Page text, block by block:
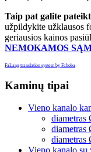
Taip pat galite
užpildykite užklausos
geriausios kainos
NEMOKAMOS
FaLang translation system by Faboba
Kaminų tipai
Vieno kanalo
diametras
diametras
diametras